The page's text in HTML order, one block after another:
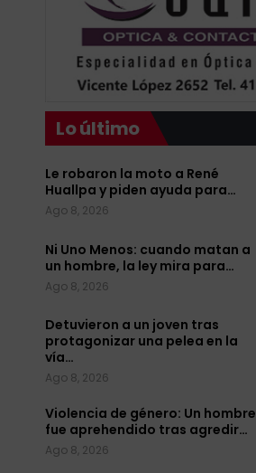
Lo último
Le robaron la moto a René
Huallpa y piden ayuda para…
Ago 8, 2026
Ni Uno Menos: cuando matan a
un hombre, la ley mira para…
Ago 8, 2026
Detuvieron a un joven tras
protagonizar una pelea en la
vía…
Ago 8, 2026
Violencia de género: Un hombre
fue aprehendido tras agredir…
Ago 8, 2026